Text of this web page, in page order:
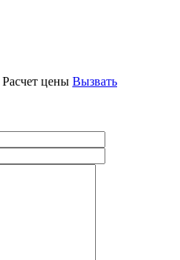
Расчет цены Вызвать